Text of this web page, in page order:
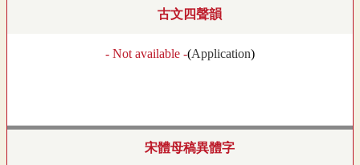
古文四聲韻
- Not available -(Application)
宋體母稿異體字